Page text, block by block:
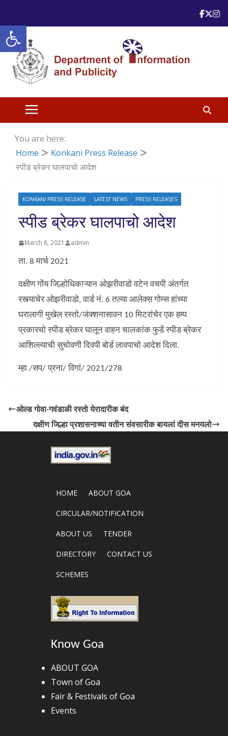
Open toolbar
content
You are here:
Home
Konkani Press Release
स्पीड ब्रेकर घालपाचो आदेश
KONKANI PRESS RELEASE LATEST NEWS PRESS RELEASES
स्पीड ब्रेकर घालपाचो आदेश
March 8, 2021 admin
ता. 8 मार्च 2021
दक्षीण गोंय जिल्होधिकाऱ्यान ओझरीवाडो वटेन वचपी अंतर्गत
रस्त्याचेर ओझरीवाडो, वार्ड नं. 6 तल्या आलेक्स गोम्स हांच्या
घरालागी मुखेल रस्तो/जंक्शनासावन 10 मिटरांचेर एक हम्प
प्रकारचो स्पीड ब्रेकर घालून वाहन चालकांक फुडें स्पीड ब्रेकर
आशिल्ल्याची सुचोवणी दिवपी बोर्ड लावपाचो आदेश दिला.
म्हा /सप/ प्रना/ विगां/ 2021/278
ओल्ड गोवा-गवंडाळी रस्तो येरादारीक बंद
दक्षीण जिल्हा प्रशासनाच्या वतीन संवसारीक बायलां दीस मनयलो
HOME ABOUT GOA
CIRCULAR/NOTIFICATION
ABOUT US TENDER
DIRECTORY CONTACT US
SCHEMES
Know Goa
ABOUT GOA
Town of Goa
Fair & Festivals of Goa
Events